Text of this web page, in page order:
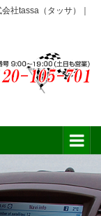
社tassa（タッサ）｜